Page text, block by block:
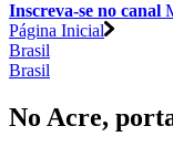
Inscreva-se no canal
Página Inicial
Brasil
Brasil
No Acre,